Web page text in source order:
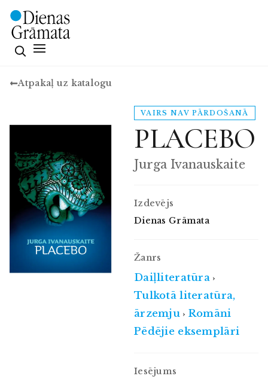
Atpakaļ uz katalogu
VAIRS NAV PĀRDOŠANĀ
PLACEBO
Jurga Ivanauskaite
Izdevējs
Dienas Grāmata
Žanrs
Daiļliteratūra ›
Tulkotā literatūra,
ārzemju › Romāni
Pēdējie eksemplāri
Iesējums